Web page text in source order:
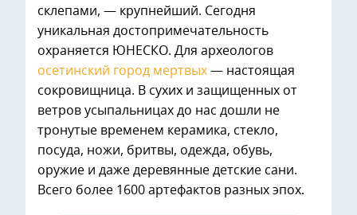
склепами, — крупнейший. Сегодня
уникальная достопримечательность
охраняется ЮНЕСКО. Для археологов
осетинский город мертвых — настоящая
сокровищница. В сухих и защищенных от
ветров усыпальницах до нас дошли не
тронутые временем керамика, стекло,
посуда, ножи, бритвы, одежда, обувь,
оружие и даже деревянные детские сани.
Всего более 1600 артефактов разных эпох.